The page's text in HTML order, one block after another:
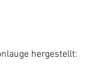
hergestellt: